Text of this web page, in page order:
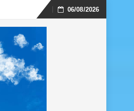
Skip
06/08/2026